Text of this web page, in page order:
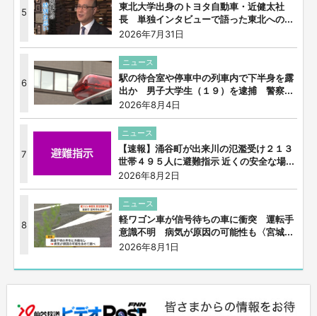
5
東北大学出身のトヨタ自動車・近健太社
長 単独インタビューで語った東北への...
2026年7月31日
6
ニュース
駅の待合室や停車中の列車内で下半身を露
出か 男子大学生（１９）を逮捕 警察...
2026年8月4日
7
ニュース
【速報】涌谷町が出来川の氾濫受け２１３
世帯４９５人に避難指示 近くの安全な場...
2026年8月2日
8
ニュース
軽ワゴン車が信号待ちの車に衝突 運転手
意識不明 病気が原因の可能性も〈宮城...
2026年8月1日